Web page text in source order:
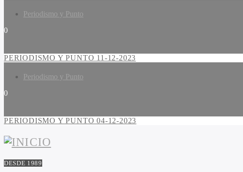
Periodismo y Punto
0
PERIODISMO Y PUNTO 11-12-2023
Periodismo y Punto
0
PERIODISMO Y PUNTO 04-12-2023
DESDE 1989